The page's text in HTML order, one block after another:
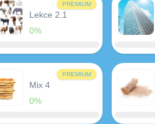
PREMIUM
Lekce 2.1
0%
PREMIUM
Mix 4
0%